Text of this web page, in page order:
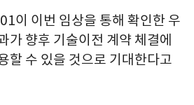
이 이번 임상을 통해 확인한 우
가 향후 기술이전 계약 체결에
할 수 있을 것으로 기대한다고